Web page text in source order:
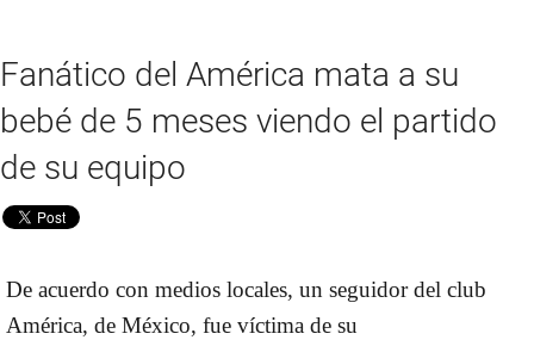
Fanático del América mata a su
bebé de 5 meses viendo el partido
de su equipo
De acuerdo con medios locales, un seguidor del club
América, de México, fue víctima de su